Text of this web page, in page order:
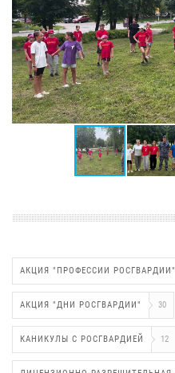
АКЦИЯ "ПРОФЕССИИ РОСГВАРДИИ"
АКЦИЯ "ДНИ РОСГВАРДИИ" 30
КАНИКУЛЫ С РОСГВАРДИЕЙ 12